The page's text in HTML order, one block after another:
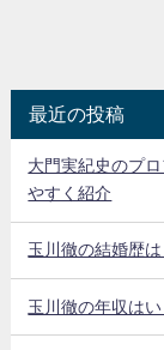
最近の投稿
大門実紀史のプ
やすく紹介
玉川徹の結婚歴
玉川徹の年収は